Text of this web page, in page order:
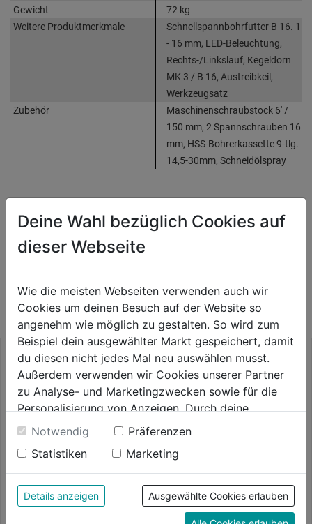
Gewicht
72 kg
Weitere Produktmerkmale
Schnellspannbohrfutter B 16. 1
- 16 mm, LED-Beleuchtung,
Rechts-/Linkslauf, Kegeldorn
MK 3 / B 16, Austreibkeil,
Werkzeugsatz
Zubehör
Maschinenschraubstock 6' /
150 mm, 2 Spannschrauben 16
mm, HSS-Bohrerkassette 9-tlg.
14,5-30mm, Schneidölspray
WEITERE PRODUKTE AUS DIESER
KATEGORIE
Keilriemen-
Deine Wahl bezüglich Cookies auf
dieser Webseite
Wie die meisten Webseiten verwenden auch wir
Cookies um deinen Besuch auf der Website so
angenehm wie möglich zu gestalten. So wird zum
Beispiel dein ausgewählter Markt gespeichert, damit
du diesen nicht jedes Mal neu auswählen musst.
Außerdem verwenden wir Cookies unserer Partner
zu Analyse- und Marketingzwecken sowie für die
Personalisierung von Anzeigen. Durch deine
Einwilligung werden die Daten von Drittanbieter,
unter anderem auch in den USA, verarbeitet.
Durch Klick auf "Alle Cookies erlauben" stimmst du
der Verwendung aller Cookies zu. Unter "Details
anzeigen" findest du alle Infos zu den
unterschiedlichen Cookies, unter "Cookies
Notwendig
Präferenzen
Statistiken
Marketing
Details anzeigen Ausgewählte Cookies erlauben